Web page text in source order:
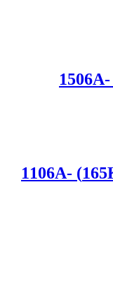
دیزل ژنراتور پرکینز مدل 1506A-
ژنراتور پرکینز مدل (165KVA) 1106A-